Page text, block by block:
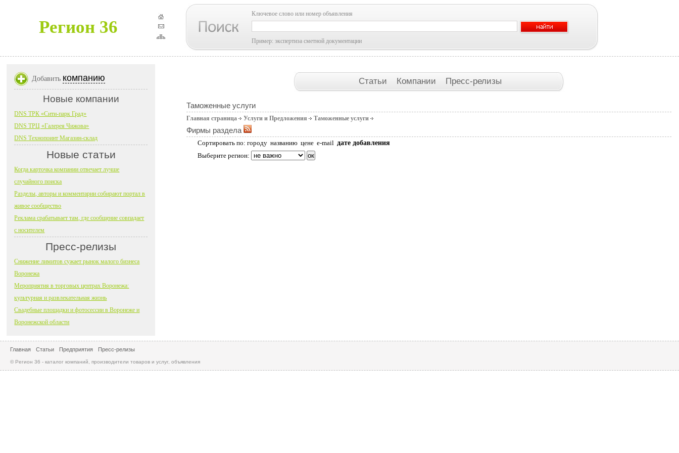
Регион 36
Ключевое слово или номер объявления
Пример: экспертиза сметной документации
Статьи Компании Пресс-релизы
Таможенные услуги
Главная страница Услуги и Предложения Таможенные услуги
Фирмы раздела
Сортировать по: городу названию цене e-mail дате добавления
Выберите регион:
Добавить компанию
Новые компании
DNS ТРК «Сити-парк Град»
DNS ТРЦ «Галерея Чижова»
DNS Технопоинт Магазин-склад
Новые статьи
Когда карточка компании отвечает лучше
случайного поиска
Разделы, авторы и комментарии собирают портал в
живое сообщество
Реклама срабатывает там, где сообщение совпадает
с носителем
Пресс-релизы
Снижение лимитов сужает рынок малого бизнеса
Воронежа
Мероприятия в торговых центрах Воронежа:
культурная и развлекательная жизнь
Свадебные площадки и фотосессии в Воронеже и
Воронежской области
Главная Статьи Предприятия Пресс-релизы
© Регион 36 - каталог компаний, производители товаров и услуг, объявления